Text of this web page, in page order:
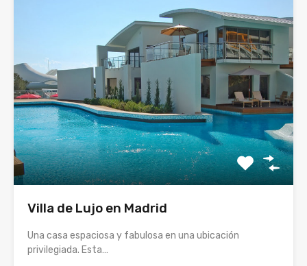
Villa de Lujo en Madrid
Una casa espaciosa y fabulosa en una ubicación
privilegiada. Esta…